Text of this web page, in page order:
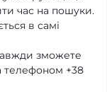
час на пошуки.
в самі
зможете
телефоном +38